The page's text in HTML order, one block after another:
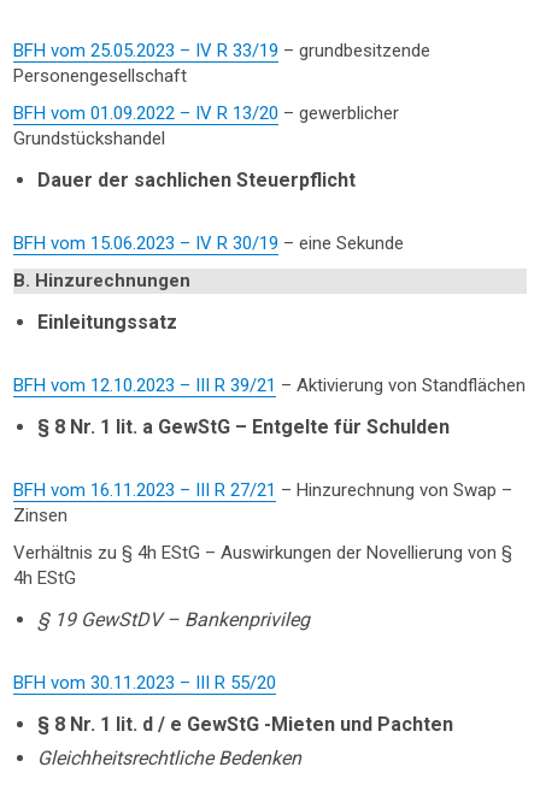
BFH vom 25.05.2023 – IV R 33/19 – grundbesitzende
Personengesellschaft
BFH vom 01.09.2022 – IV R 13/20 – gewerblicher
Grundstückshandel
Dauer der sachlichen Steuerpflicht
BFH vom 15.06.2023 – IV R 30/19 – eine Sekunde
B. Hinzurechnungen
Einleitungssatz
BFH vom 12.10.2023 – III R 39/21 – Aktivierung von Standflächen
§ 8 Nr. 1 lit. a GewStG – Entgelte für Schulden
BFH vom 16.11.2023 – III R 27/21 – Hinzurechnung von Swap –
Zinsen
Verhältnis zu § 4h EStG – Auswirkungen der Novellierung von §
4h EStG
§ 19 GewStDV – Bankenprivileg
BFH vom 30.11.2023 – III R 55/20
§ 8 Nr. 1 lit. d / e GewStG -Mieten und Pachten
Gleichheitsrechtliche Bedenken